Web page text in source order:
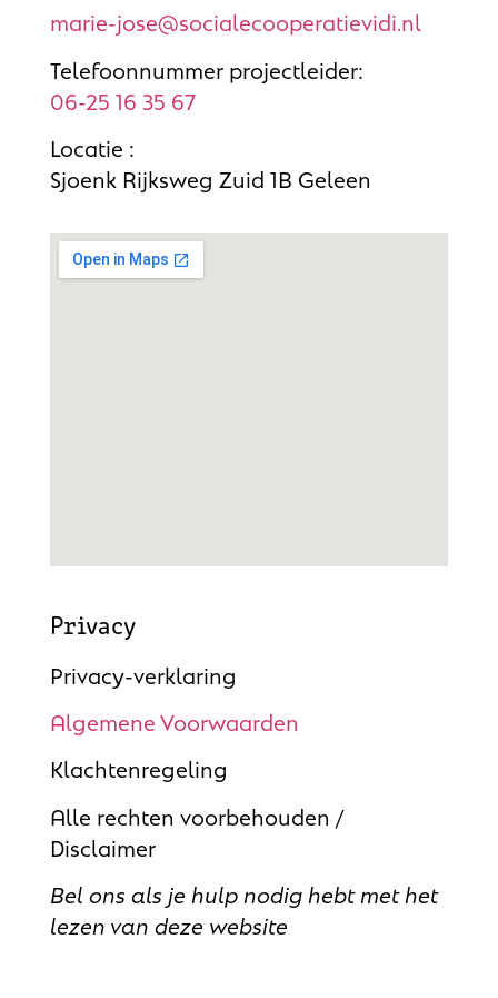
marie-jose@socialecooperatievidi.nl
Telefoonnummer projectleider:
06-25 16 35 67
Locatie :
Sjoenk Rijksweg Zuid 1B Geleen
Privacy
Privacy-verklaring
Algemene Voorwaarden
Klachtenregeling
Alle rechten voorbehouden /
Disclaimer
Bel ons als je hulp nodig hebt met het
lezen van deze website